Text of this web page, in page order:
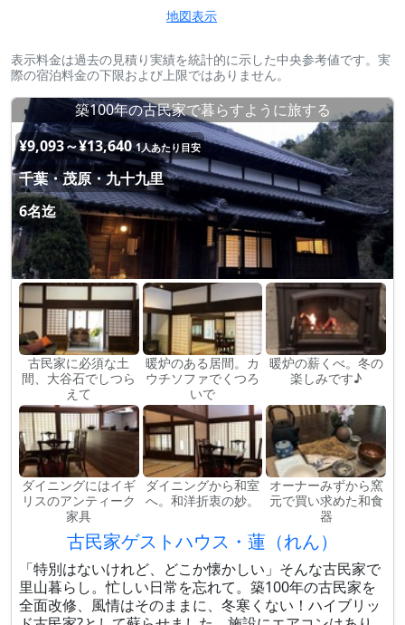
地図表示
表示料金は過去の見積り実績を統計的に示した中央参考値です。実
際の宿泊料金の下限および上限ではありません。
築100年の古民家で暮らすように旅する
¥9,093～¥13,640 1人あたり目安
千葉・茂原・九十九里
6名迄
古民家に必須な土
間、大谷石でしつら
えて
暖炉のある居間。カ
ウチソファでくつろ
いで
暖炉の薪くべ。冬の
楽しみです♪
ダイニングにはイギ
リスのアンティーク
家具
ダイニングから和室
へ。和洋折衷の妙。
オーナーみずから窯
元で買い求めた和食
器
古民家ゲストハウス・蓮（れん）
「特別はないけれど、どこか懐かしい」そんな古民家で
里山暮らし。忙しい日常を忘れて。築100年の古民家を
全面改修、風情はそのままに、冬寒くない！ハイブリッ